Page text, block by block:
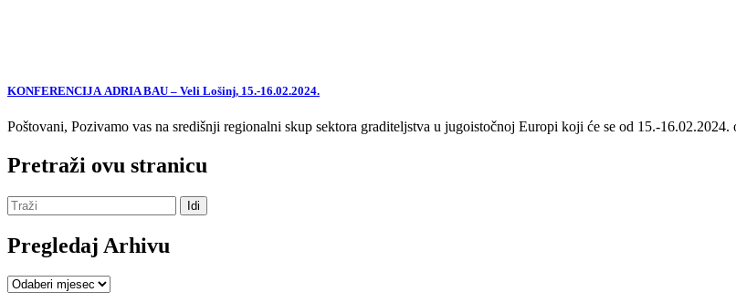
KONFERENCIJA ADRIA BAU – Veli Lošinj, 15.-16.02.2024.
Poštovani, Pozivamo vas na središnji regionalni skup sektora graditeljstva u jugoistočnoj Europi koji će se od 15.-
Pretraži ovu stranicu
Pregledaj Arhivu
Pregledaj